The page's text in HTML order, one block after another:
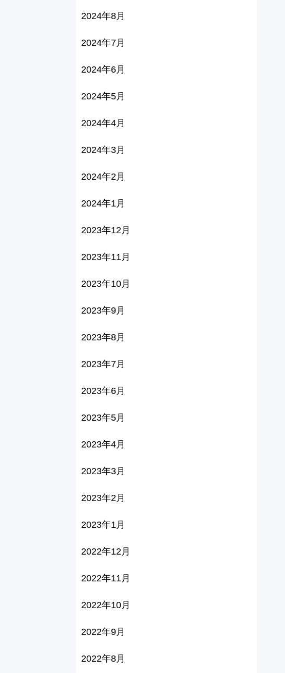
2024年8月
2024年7月
2024年6月
2024年5月
2024年4月
2024年3月
2024年2月
2024年1月
2023年12月
2023年11月
2023年10月
2023年9月
2023年8月
2023年7月
2023年6月
2023年5月
2023年4月
2023年3月
2023年2月
2023年1月
2022年12月
2022年11月
2022年10月
2022年9月
2022年8月